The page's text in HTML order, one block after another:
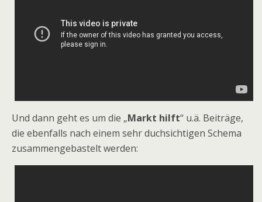
Und dann geht es um die „Markt hilft“ u.ä. Beiträge,
die ebenfalls nach einem sehr duchsichtigen Schema
zusammengebastelt werden: